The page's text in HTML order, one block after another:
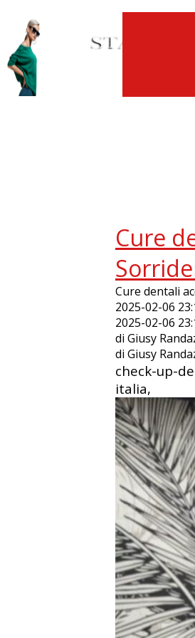
Cure
Cure dentali
2025-02-06
2025-02-06
di Giusy
di Giusy
check-up-
italia,